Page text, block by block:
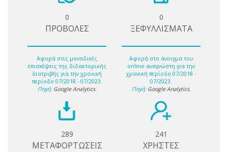
0
ΠΡΟΒΟΛΕΣ
Αφορά στις μοναδικές
επισκέψεις της διδακτορικής
διατριβής για την χρονική
περίοδο 07/2018 - 07/2023.
Πηγή: Google Analytics.
0
ΞΕΦΥΛΛΙΣΜΑΤΑ
Αφορά στο άνοιγμα του
online αναγνώστη για την
χρονική περίοδο 07/2018 -
07/2023.
Πηγή: Google Analytics.
289
ΜΕΤΑΦΟΡΤΩΣΕΙΣ
241
ΧΡΗΣΤΕΣ